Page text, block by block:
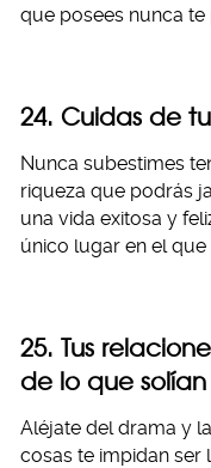
que posees nunca te
24. Cuidas de
Nunca subestimes
riqueza que podrás
una vida exitosa y
único lugar en el
25. Tus
de lo que solían
Aléjate del drama y
cosas te impidan ser